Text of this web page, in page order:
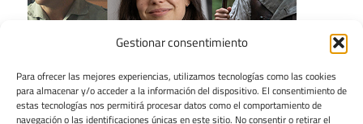
Gestionar consentimiento
Para ofrecer las mejores experiencias, utilizamos tecnologías como las cookies
para almacenar y/o acceder a la información del dispositivo. El consentimiento de
estas tecnologías nos permitirá procesar datos como el comportamiento de
navegación o las identificaciones únicas en este sitio. No consentir o retirar el